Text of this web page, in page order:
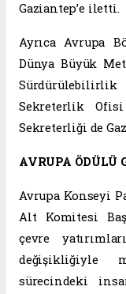
Gaziantep’e iletti.
Ayrıca Avrupa
Dünya Büyük
Sürdürülebilirlik
Sekreterlik
Sekreterliği de
AVRUPA ÖDÜLÜ
Avrupa Konseyi
Alt Komitesi
çevre
değişikliğiyle
sürecindeki